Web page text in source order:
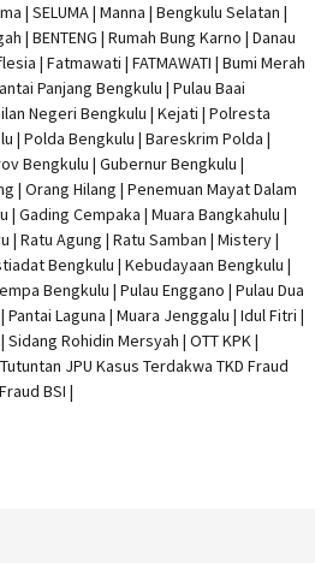
| SELUMA | Manna | Bengkulu Selatan |
| BENTENG | Rumah Bung Karno | Danau
| Fatmawati | FATMAWATI | Bumi Merah
Panjang Bengkulu | Pulau Baai
Negeri Bengkulu | Kejati | Polresta
| Polda Bengkulu | Bareskrim Polda |
Bengkulu | Gubernur Bengkulu |
| Orang Hilang | Penemuan Mayat Dalam
| Gading Cempaka | Muara Bangkahulu |
| Ratu Agung | Ratu Samban | Mistery |
Bengkulu | Kebudayaan Bengkulu |
Bengkulu | Pulau Enggano | Pulau Dua
Pantai Laguna | Muara Jenggalu | Idul Fitri |
Sidang Rohidin Mersyah | OTT KPK|
Tutuntan JPU Kasus Terdakwa TKD Fraud
BSI |